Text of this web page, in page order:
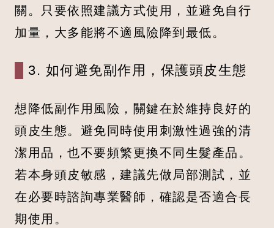
關。只要依照建議方式使用，並避免自行
加量，大多能將不適風險降到最低。
3. 如何避免副作用，保護頭皮生態
想降低副作用風險，關鍵在於維持良好的
頭皮生態。避免同時使用刺激性過強的清
潔用品，也不要頻繁更換不同生髮產品。
若本身頭皮敏感，建議先做局部測試，並
在必要時諮詢專業醫師，確認是否適合長
期使用。